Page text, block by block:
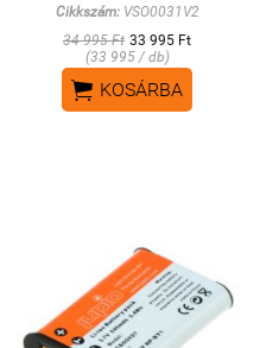
Cikkszám:VSO0031V2
34 995 Ft 33 995 Ft
(33 995 / db)
 KOSÁRBA